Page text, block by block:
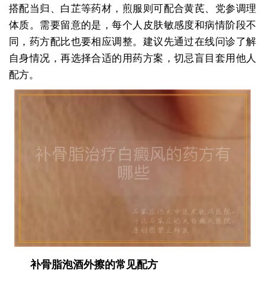
搭配当归、白芷等药材，煎服则可配合黄芪、党参调理
体质。需要留意的是，每个人皮肤敏感度和病情阶段不
同，药方配比也要相应调整。建议先通过在线问诊了解
自身情况，再选择合适的用药方案，切忌盲目套用他人
配方。
补骨脂泡酒外擦的常见配方